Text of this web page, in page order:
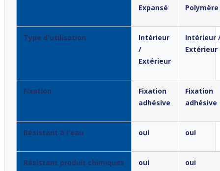
Expansé
Polymère
Type d'utilisation
Intérieur
/
Extérieur
Intérieur
Extérieur
Fixation
Fixation
adhésive
Fixation
adhésive
Résistant à l'eau oui oui
Résistant produit chimiques oui oui